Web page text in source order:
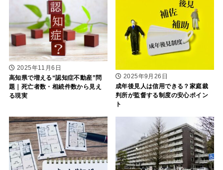
2025年11月6日
高知県で増える“認知症不動産”問
題｜死亡者数・相続件数から見え
る現実
2025年9月26日
成年後見人は信用できる？家庭裁
判所が監督する制度の安心ポイン
ト